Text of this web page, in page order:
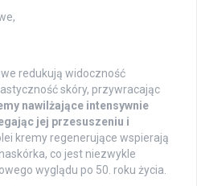
redukują widoczność
skóry, przywracając
nawilżające intensywnie
jej przesuszeniu i
kremy regenerujące wspierają
co jest niezwykle
wyglądu po 50. roku życia.